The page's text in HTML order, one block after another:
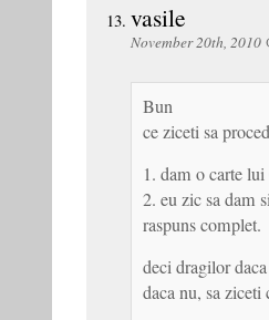
vasile
November 20th, 2010
Bun
ce ziceti sa
1. dam o carte
2. eu zic sa dam
raspuns complet.
deci dragilor
daca nu, sa ziceti